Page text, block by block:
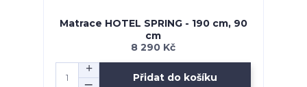
Matrace HOTEL SPRING - 190 cm, 90
cm
8 290 Kč
Přidat do košíku